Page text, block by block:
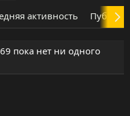
активность
пока нет ни одного